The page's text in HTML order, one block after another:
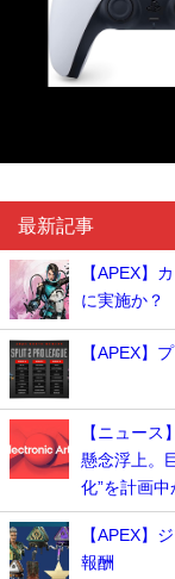
最新記事
【APEX】
に実施か？
【APEX】
【ニュー
懸念浮上。
化”を計画中
【APEX】
報酬